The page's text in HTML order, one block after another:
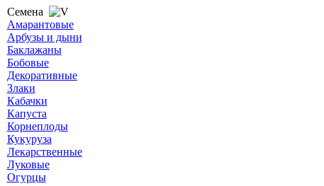
Семена
Амарантовые
Арбузы и дыни
Баклажаны
Бобовые
Декоративные
Злаки
Кабачки
Капуста
Корнеплоды
Кукуруза
Лекарственные
Луковые
Огурцы